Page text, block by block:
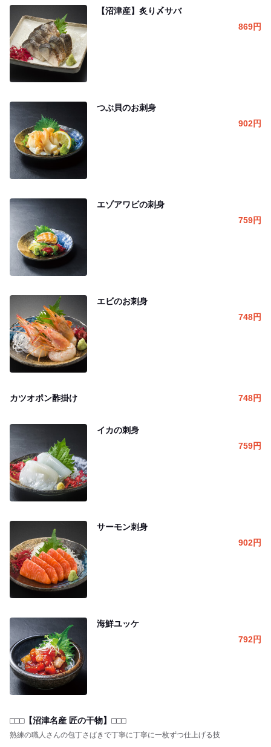
【沼津産】炙り〆サバ
869円
つぶ貝のお刺身
902円
エゾアワビの刺身
759円
エビのお刺身
748円
カツオポン酢掛け 748円
イカの刺身
759円
サーモン刺身
902円
海鮮ユッケ
792円
□□□【沼津名産 匠の干物】□□□
熟練の職人さんの包丁さばきで丁寧に丁寧に一枚ずつ仕上げる技